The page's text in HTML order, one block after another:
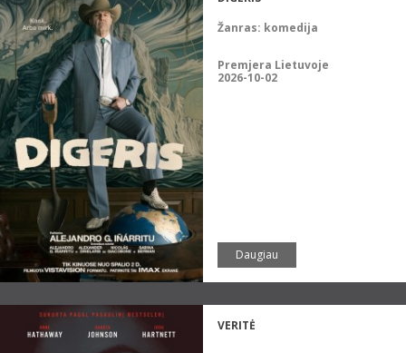
Žanras: komedija
Premjera Lietuvoje
2026-10-02
Daugiau
VERITĖ